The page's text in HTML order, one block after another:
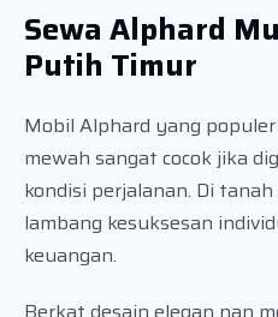
Sewa Alphard
Putih Timur
Mobil Alphard yang
mewah sangat cocok jika
kondisi perjalanan. Di
lambang kesuksesan
keuangan.
Berkat desain elegan nan